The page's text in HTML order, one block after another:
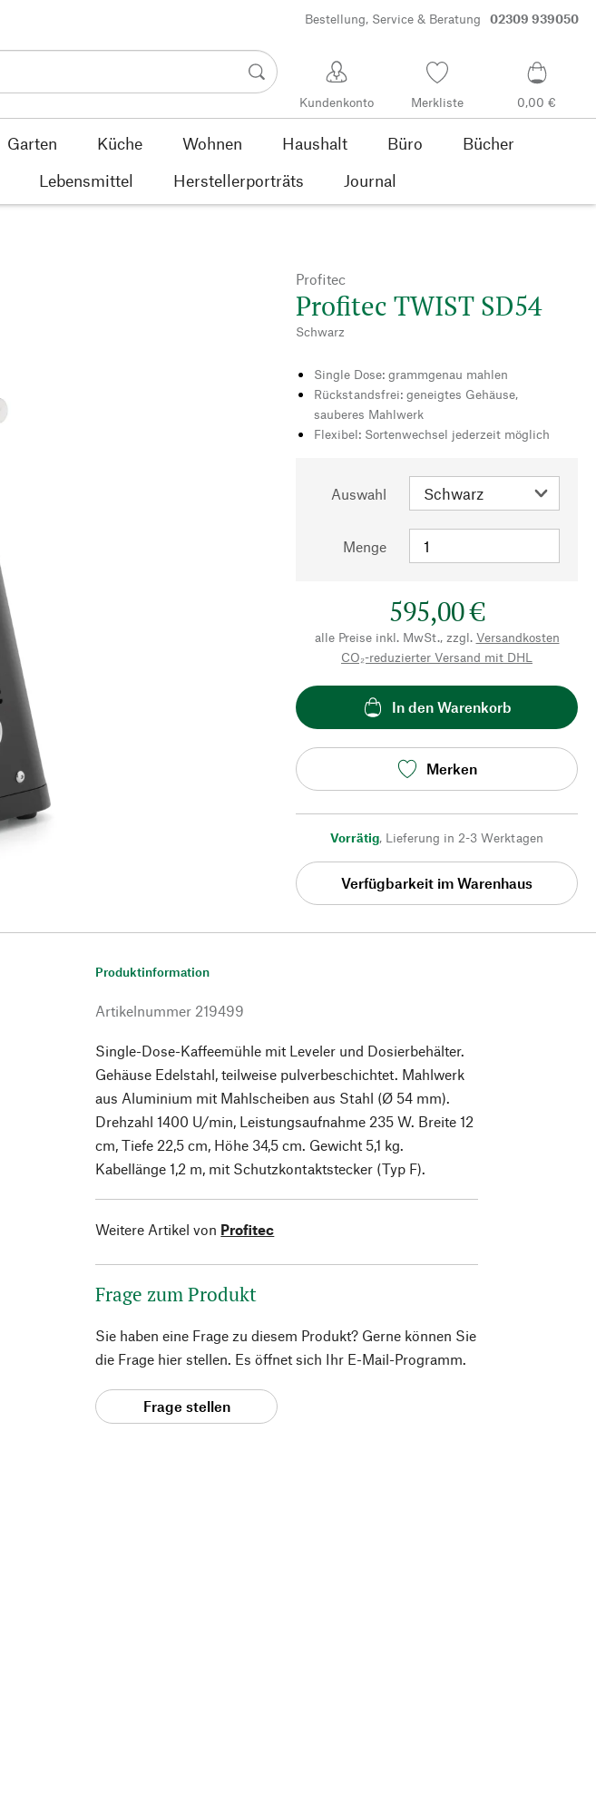
Bestellung, Service & Beratung 02309 939050
Kundenkonto Merkliste 0,00 €
Garten Küche Wohnen Haushalt Büro
Bücher
Lebensmittel Herstellerporträts Journal
Profitec
Profitec TWIST SD54
Schwarz
Single Dose: grammgenau mahlen
Rückstandsfrei: geneigtes Gehäuse,
sauberes Mahlwerk
Flexibel: Sortenwechsel jederzeit möglich
Auswahl
Menge
595,00 €
alle Preise inkl. MwSt., zzgl. Versandkosten
CO₂-reduzierter Versand mit DHL
In den Warenkorb
Merken
Vorrätig, Lieferung in 2-3 Werktagen
Verfügbarkeit im Warenhaus
Produktinformation
Artikelnummer 219499
Single-Dose-Kaffeemühle mit Leveler und Dosierbehälter.
Gehäuse Edelstahl, teilweise pulverbeschichtet. Mahlwerk
aus Aluminium mit Mahlscheiben aus Stahl (Ø 54 mm).
Drehzahl 1400 U/min, Leistungsaufnahme 235 W. Breite 12
cm, Tiefe 22,5 cm, Höhe 34,5 cm. Gewicht 5,1 kg.
Kabellänge 1,2 m, mit Schutzkontaktstecker (Typ F).
Weitere Artikel von Profitec
Frage zum Produkt
Sie haben eine Frage zu diesem Produkt? Gerne können Sie
die Frage hier stellen. Es öffnet sich Ihr E-Mail-Programm.
Frage stellen